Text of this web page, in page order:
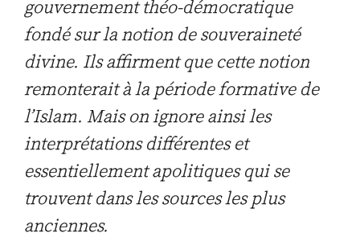
gouvernement théo-démocratique
fondé sur la notion de souveraineté
divine. Ils affirment que cette notion
remonterait à la période formative de
l’Islam. Mais on ignore ainsi les
interprétations différentes et
essentiellement apolitiques qui se
trouvent dans les sources les plus
anciennes.